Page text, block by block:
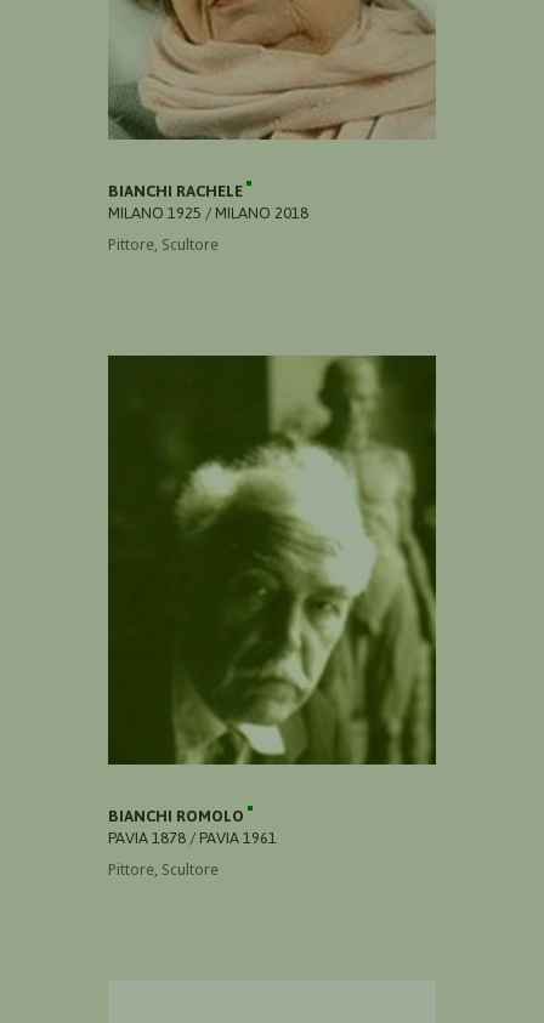
BIANCHI RACHELE
MILANO 1925 / MILANO 2018
Pittore, Scultore
BIANCHI ROMOLO
PAVIA 1878 / PAVIA 1961
Pittore, Scultore